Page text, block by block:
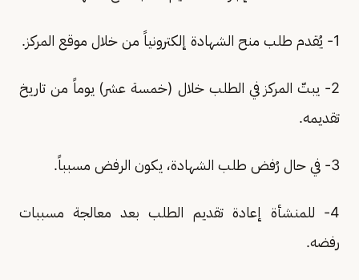
1- يُقدم طلب منح الشهادة إلكترونياً من خلال موقع المركز.
2- يبتّ المركز في الطلب خلال (خمسة عشر) يوماً من تاريخ
تقديمه.
3- في حال رُفض طلب الشهادة، يكون الرفض مسبباً.
4- للمنشأة إعادة تقديم الطلب بعد معالجة مسببات
رفضه.